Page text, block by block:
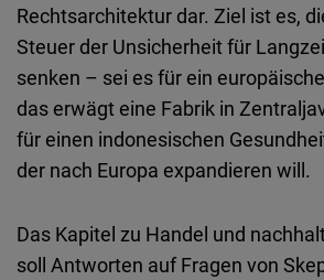
Rechtsarchitektur dar. Ziel ist es,
Steuer der Unsicherheit für
senken – sei es für ein
das erwägt eine Fabrik in
für einen indonesischen
der nach Europa expandieren will.
Das Kapitel zu Handel und
soll Antworten auf Fragen von